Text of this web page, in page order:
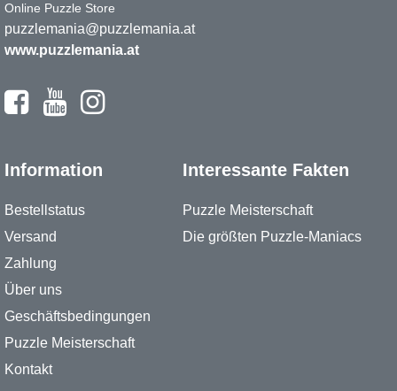
Online Puzzle Store
puzzlemania@puzzlemania.at
www.puzzlemania.at
Information
Bestellstatus
Versand
Zahlung
Über uns
Geschäftsbedingungen
Puzzle Meisterschaft
Kontakt
Interessante Fakten
Puzzle Meisterschaft
Die größten Puzzle-Maniacs